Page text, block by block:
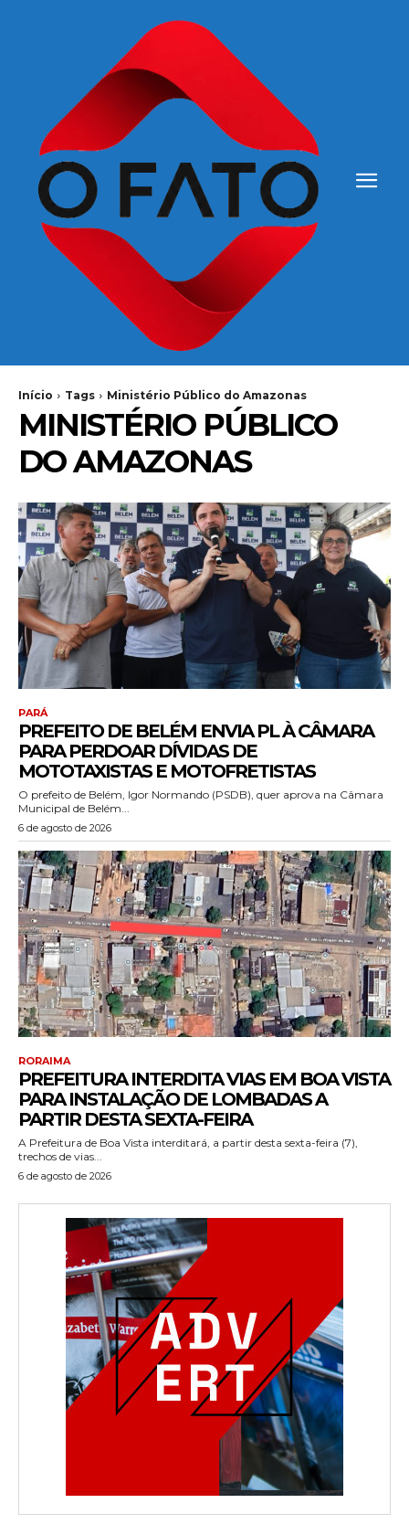
Início Tags Ministério Público do Amazonas
MINISTÉRIO PÚBLICO
DO AMAZONAS
PARÁ
PREFEITO DE BELÉM ENVIA PL À CÂMARA
PARA PERDOAR DÍVIDAS DE
MOTOTAXISTAS E MOTOFRETISTAS
O prefeito de Belém, Igor Normando (PSDB), quer aprova na Câmara
Municipal de Belém...
6 de agosto de 2026
RORAIMA
PREFEITURA INTERDITA VIAS EM BOA VISTA
PARA INSTALAÇÃO DE LOMBADAS A
PARTIR DESTA SEXTA-FEIRA
A Prefeitura de Boa Vista interditará, a partir desta sexta-feira (7),
trechos de vias...
6 de agosto de 2026